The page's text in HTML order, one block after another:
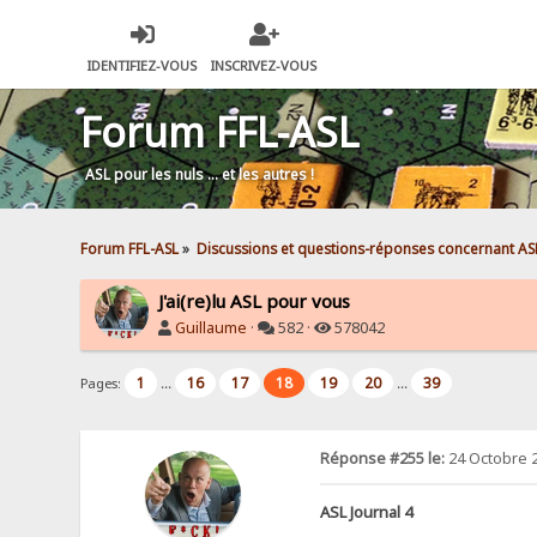
IDENTIFIEZ-VOUS INSCRIVEZ-VOUS
Forum FFL-ASL
ASL pour les nuls … et les autres !
Forum FFL-ASL» Discussions et questions-réponses concernant
J'ai(re)lu ASL pour vous
Guillaume · 582 · 578042
Pages: 1 ... 16 17 18 19 20 ... 39
Réponse #255 le:24 Octobre
ASL Journal 4